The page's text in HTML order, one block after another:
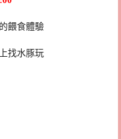
餵食體驗
找水豚玩